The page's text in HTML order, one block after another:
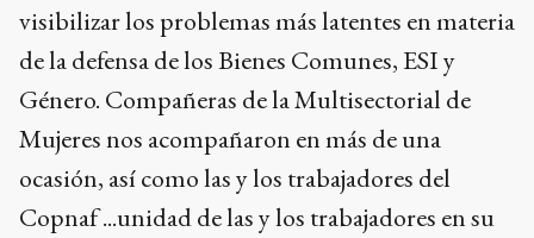
visibilizar los problemas más latentes en materia
de la defensa de los Bienes Comunes, ESI y
Género. Compañeras de la Multisectorial de
Mujeres nos acompañaron en más de una
ocasión, así como las y los trabajadores del
Copnaf ...unidad de las y los trabajadores en su